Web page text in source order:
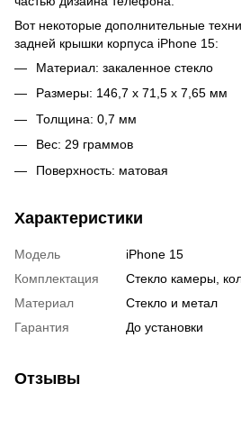
Вот некоторые дополнительные
задней крышки корпуса iPhone 15:
Материал: закаленное стекло
Размеры: 146,7 x 71,5 x 7,65 мм
Толщина: 0,7 мм
Вес: 29 граммов
Поверхность: матовая
Характеристики
Модель
iPhone 15
Комплектация
Стекло камеры,
Материал
Стекло и метал
Гарантия
До установки
Отзывы